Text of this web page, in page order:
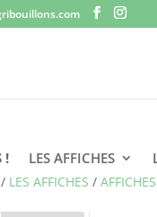
! LES AFFICHES
/ LES AFFICHES /